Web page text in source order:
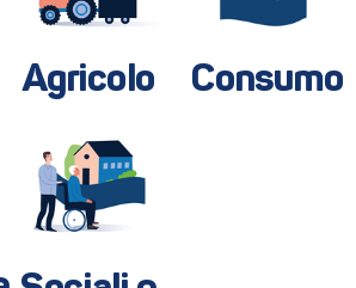
Agricolo Consumo